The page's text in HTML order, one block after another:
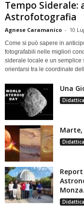
Tempo Siderale:
Astrofotografia
Agnese Caramanico - 10
Come si può sapere in
fotografabili nelle migliori
siderale locale e un semplice
orientarsi tra le coordinate
Una